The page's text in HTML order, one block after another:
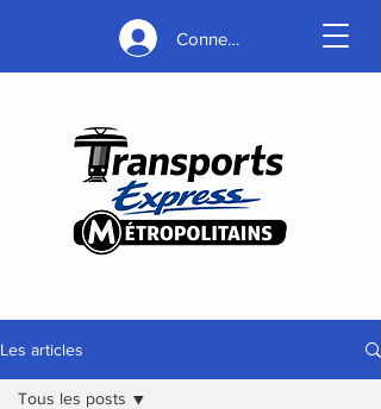
Connexion
Les articles
Tous les posts